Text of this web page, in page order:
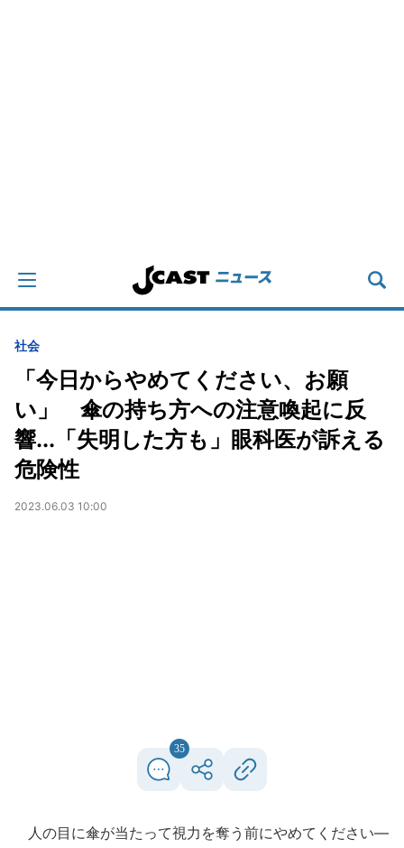
社会
「今日からやめてください、お願
い」 傘の持ち方への注意喚起に反
響...「失明した方も」眼科医が訴える
危険性
2023.06.03 10:00
35
人の目に傘が当たって視力を奪う前にやめてください―